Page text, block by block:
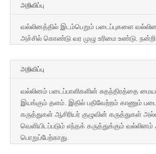
அறிவிப்பு
வல்லினத்தில் இடம்பெறும் படைப்புகளை
அச்சில் கொண்டு வர முழு உரிமை உண்டு.
அறிவிப்பு
வல்லினம் படைப்பாளிகளின் சுதந்திரத்தை
இயங்கும் தளம். இதில் பதிவேற்றம் காணும்
கருத்துகள் ஆசிரியர் குழுவின் கருத்துகள்
வெளியிடப்படும் எந்தக் கருத்துக்கும் வல்லினம்
பொறுப்பேற்காது.